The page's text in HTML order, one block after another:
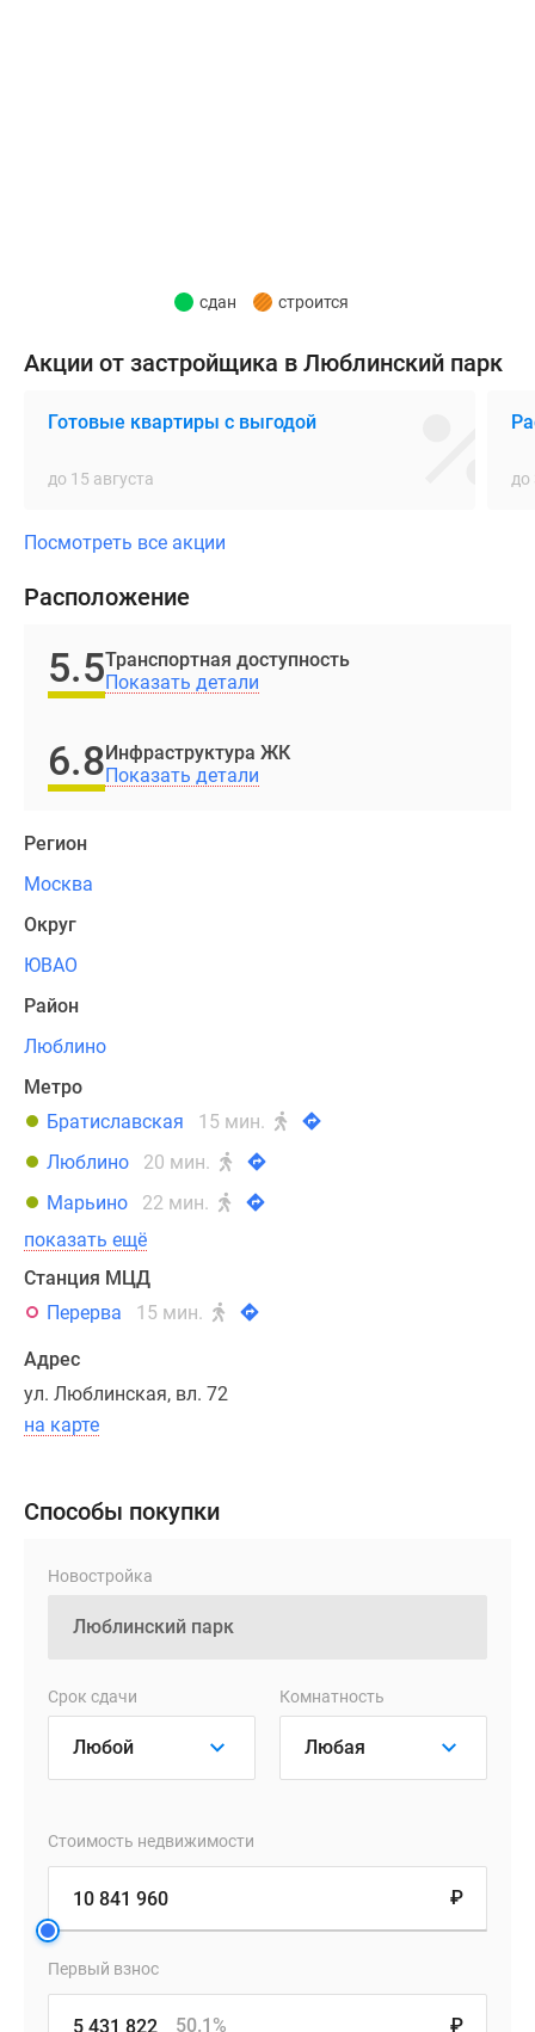
и
ПИК
для
развития
ребёнка
домом.
классы
просторные
атриумы
пространство
для
учёбы,
и
творчества.
А
полигоны,
робоклассы,
лаборатории
инновационные
программы
от
ведущих
компаний
раскрыть
практические
навыки.
Различные
кафе
другие
сервисы
откроются
сдан строится
Акции от застройщика в Люблинский парк
Готовые квартиры с выгодой
до 15 августа до
Посмотреть все акции
Расположение
5.5Транспортная доступность
Показать детали
6.8Инфраструктура ЖК
Показать детали
Регион
Москва
Округ
ЮВАО
Район
Люблино
Метро
Братиславская
15 мин.
Люблино
20 мин.
Марьино
22 мин.
показать ещё
Станция МЦД
Перерва
15 мин.
Адрес
ул. Люблинская, вл. 72
на карте
Способы покупки
Новостройка
Срок сдачи Комнатность
Стоимость недвижимости
₽
Первый взнос
₽
50.1%